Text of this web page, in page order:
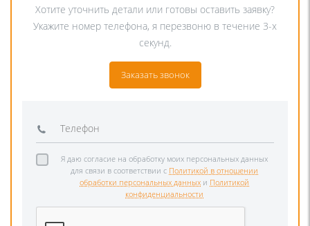
Хотите уточнить детали или готовы оставить заявку?
Укажите номер телефона, я перезвоню в течение 3-х
секунд.
Заказать звонок
Я даю согласие на обработку моих персональных данных
для связи в соответствии с Политикой в отношении
обработки персональных данных и Политикой
конфиденциальности